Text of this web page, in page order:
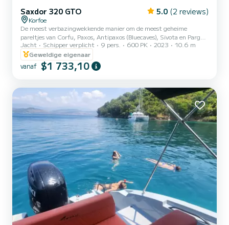
Saxdor 320 GTO 5.0 (2 reviews)
Korfoe
De meest verbazingwekkende manier om de meest geheime
pareltjes van Corfu, Paxos, Antipaxos (Bluecaves), Sivota en Parga
te verkennen Inbegrepen bij dagcruises: BTW Schipper Wi-Fi
Oplaadpunten Versnaperingen en snacks Snorkeluitrusting SUP
Zeescooter Snacks Drankjes
Jacht Schipper verplicht 9 pers. 600 PK 2023
10.6 m
Geweldige eigenaar
vanaf $1 733,10